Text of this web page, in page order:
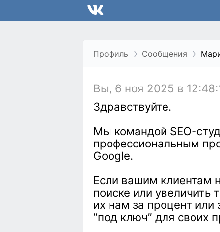
Профиль Сообщения
Вы, 6 ноя 2025 в
Здравствуйте.
Мы командой SEO-
профессиональным
Google.
Если вашим клиентам
поиске или
их нам за процент или
“под ключ” для своих